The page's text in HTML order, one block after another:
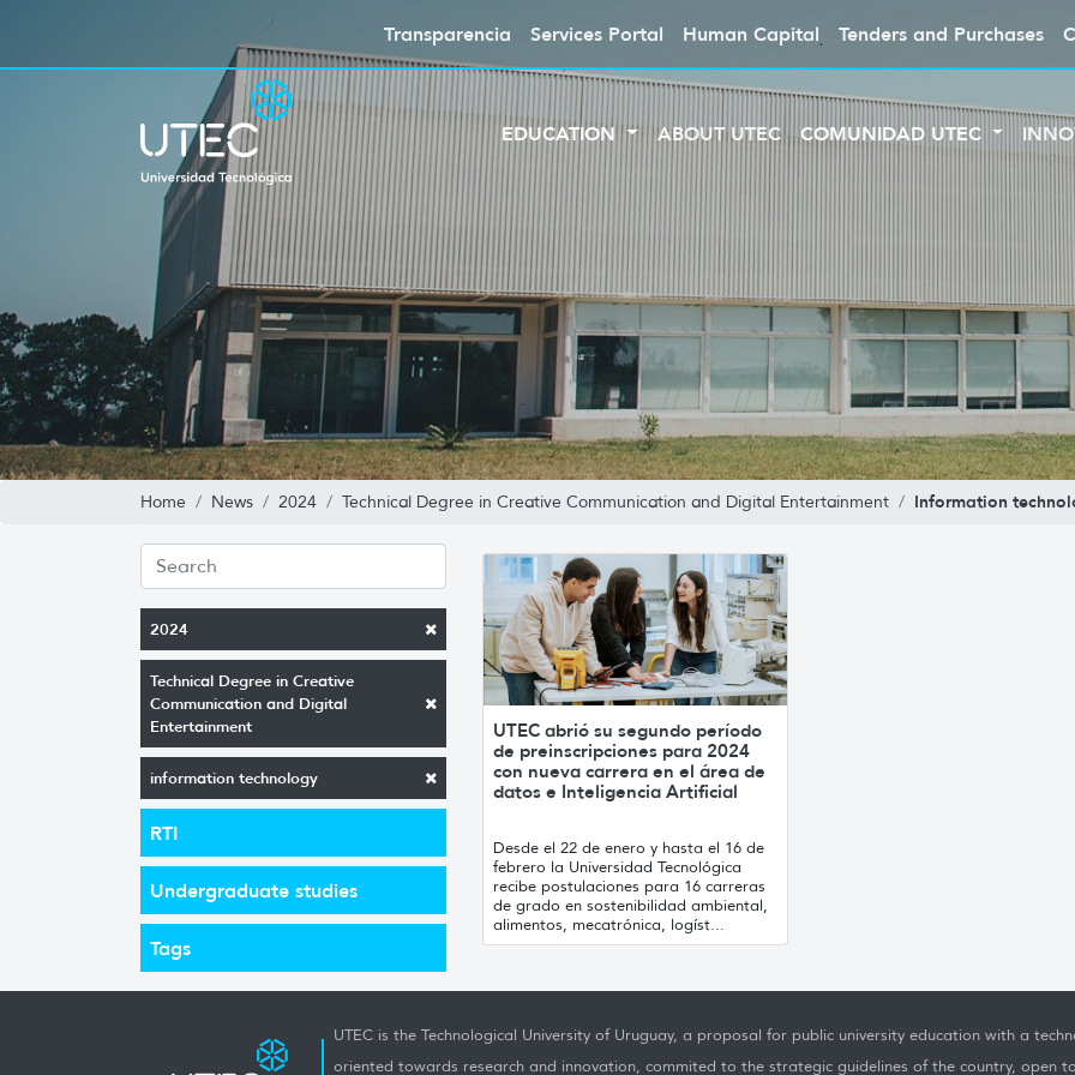
Transparencia Services Portal Human Capital Tenders and Purchases
EDUCATION ABOUT UTEC COMUNIDAD UTEC
Home News 2024 Technical Degree in Creative Communication and Digital Entertainment Information
2024
Technical Degree in Creative
Communication and Digital
Entertainment
information technology
RTI
Undergraduate studies
Tags
UTEC abrió su segundo período
de preinscripciones para 2024
con nueva carrera en el área de
datos e Inteligencia Artificial
Desde el 22 de enero y hasta el 16 de
febrero la Universidad Tecnológica
recibe postulaciones para 16 carreras
de grado en sostenibilidad ambiental,
alimentos, mecatrónica, logíst...
UTEC is the Technological University of Uruguay, a proposal for public university education with a
oriented towards research and innovation, commited to the strategic guidelines of the country, open